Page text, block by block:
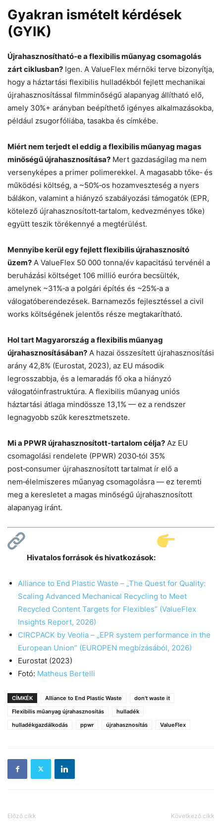
Gyakran ismételt kérdések
(GYIK)
Újrahasznosítható‑e a flexibilis műanyag csomagolás
zárt ciklusban? Igen. A ValueFlex mérnöki terve bizonyítja,
hogy a háztartási flexibilis hulladékból fejlett mechanikai
újrahasznosítással filmminőségű alapanyag állítható elő,
amely 30%+ arányban beépíthető igényes alkalmazásokba,
például zsugorfóliába, tasakba és címkébe.
Miért nem terjedt el eddig a flexibilis műanyag magas
minőségű újrahasznosítása? Mert gazdaságilag ma nem
versenyképes a primer polimerekkel. A magasabb tőke‑ és
működési költség, a ~50%‑os hozamveszteség a nyers
bálákon, valamint a hiányzó szabályozási támogatók (EPR,
kötelező újrahasznosított‑tartalom, kedvezményes tőke)
együtt teszik törékennyé a megtérülést.
Mennyibe kerül egy fejlett flexibilis újrahasznosító
üzem? A ValueFlex 50 000 tonna/év kapacitású tervénél a
beruházási költséget 106 millió euróra becsülték,
amelynek ~31%‑a a polgári építés és ~25%‑a a
válogatóberendezések. Barnamezős fejlesztéssel a civil
works költségének jelentős része megtakarítható.
Hol tart Magyarország a flexibilis műanyag
újrahasznosításában? A hazai összesített újrahasznosítási
arány 42,8% (Eurostat, 2023), az EU második
legrosszabbja, és a lemaradás fő oka a hiányzó
válogatóinfrastruktúra. A flexibilis műanyag uniós
háztartási átlaga mindössze 13,1% — ez a rendszer
legnagyobb szűk keresztmetszete.
Mi a PPWR újrahasznosított‑tartalom célja? Az EU
csomagolási rendelete (PPWR) 2030‑tól 35%
post‑consumer újrahasznosított tartalmat ír elő a
nem‑élelmiszeres műanyag csomagolásra — ez teremti
meg a keresletet a magas minőségű újrahasznosított
alapanyag iránt.
Hivatalos források és hivatkozások:
Alliance to End Plastic Waste – „The Quest for Quality:
Scaling Advanced Mechanical Recycling to Meet
Recycled Content Targets for Flexibles” (ValueFlex
Insights Report, 2026)
CIRCPACK by Veolia – „EPR system performance in the
European Union” (EUROPEN megbízásából, 2026)
Eurostat (2023)
Fotó: Matheus Bertelli
CÍMKÉK Alliance to End Plastic Waste
don't waste it
Flexibilis műanyag újrahasznosítás
hulladék
hulladékgazdálkodás
ppwr újrahasznosítás ValueFlex
Előző cikk Következő cikk